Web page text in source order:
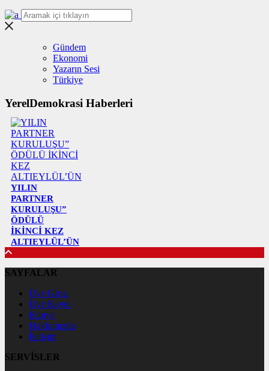
Gündem
Ekonomi
Yazarın Sesi
Türkiye
YerelDemokrasi Haberleri
YILIN
PARTNER
KURULUŞU”
ÖDÜLÜ
İKİNCİ KEZ
ALTIEYLÜL’ÜN
SAYFALAR
Üye Girişi
Üye Kaydı
Künye
Hakkımızda
İletişim
SERVİSLER